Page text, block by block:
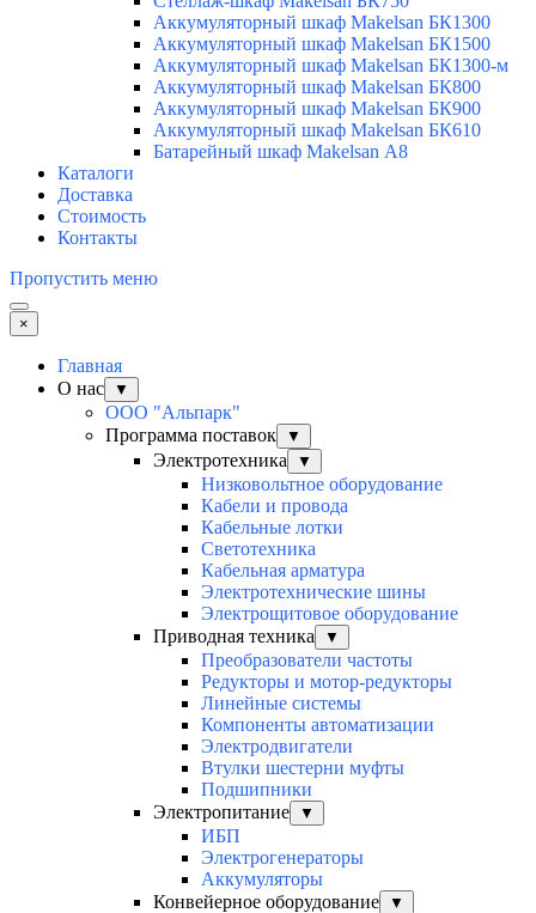
Аккумуляторный шкаф Makelsan БК1300
Аккумуляторный шкаф Makelsan БК1500
Аккумуляторный шкаф Makelsan БК1300-м
Аккумуляторный шкаф Makelsan БК800
Аккумуляторный шкаф Makelsan БК900
Аккумуляторный шкаф Makelsan БК610
Батарейный шкаф Makelsan А8
Каталоги
Доставка
Стоимость
Контакты
Пропустить меню
×
Главная
О нас
▼
ООО "Альпарк"
Программа поставок
▼
Электротехника ▼
Низковольтное оборудование
Кабели и провода
Кабельные лотки
Светотехника
Кабельная арматура
Электротехнические шины
Электрощитовое оборудование
Приводная техника
▼
Преобразователи частоты
Редукторы и мотор-редукторы
Линейные системы
Компоненты автоматизации
Электродвигатели
Втулки шестерни муфты
Подшипники
Электропитание
▼
ИБП
Электрогенераторы
Аккумуляторы
Конвейерное оборудование
▼